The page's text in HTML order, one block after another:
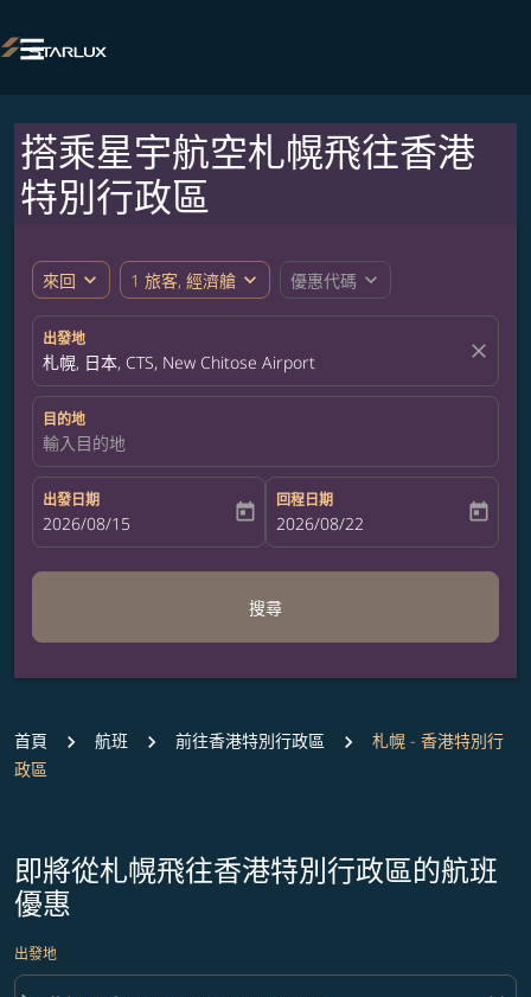

搭乘星宇航空札幌飛往香港
特別行政區
來回 expand_more 1 旅客, 經濟艙 expand_more 優惠代碼 expand_more
出發地
札幌, 日本, CTS, New Chitose Airport close
目的地
輸入目的地
出發日期
fc-booking-departure-date-aria-label
2026/08/15 today
回程日期
fc-booking-return-date-aria-label
2026/08/22 today
搜尋
首頁 航班 前往香港特別行政區
札幌 - 香港特別行
政區
即將從札幌飛往香港特別行政區的航班
優惠
出發地